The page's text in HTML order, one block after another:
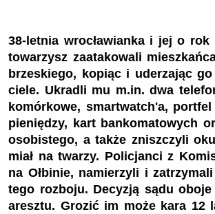
38-letnia wrocławianka i jej o rok
towarzysz zaatakowali
brzeskiego, kopiąc i uderzając go
ciele. Ukradli mu m.in. dwa
komórkowe, smartwatch'a,
pieniędzy, kart bankomatowych
osobistego, a także zniszczyli
miał na twarzy. Policjanci z
na Ołbinie, namierzyli i
tego rozboju. Decyzją sądu
aresztu. Grozić im może kara 12